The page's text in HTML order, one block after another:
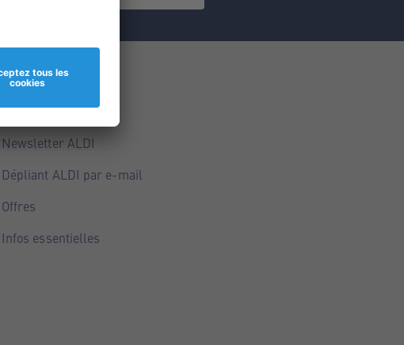
Service
Points ALDI
Newsletter ALDI
Dépliant ALDI par e-mail
Offres
Infos essentielles